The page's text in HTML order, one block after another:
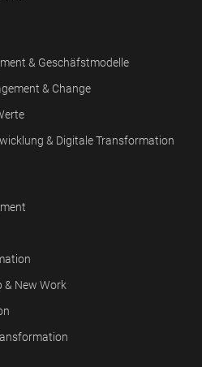
& Geschäfstmodelle
& Change
& Digitale Transformation
& New Work